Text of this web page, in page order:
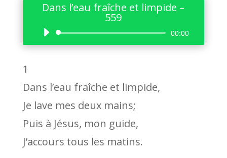
Dans l’eau fraîche et limpide –
559
Lecteur
audio
00:00
1
Dans l’eau fraîche et limpide,
Je lave mes deux mains;
Puis à Jésus, mon guide,
J’accours tous les matins.